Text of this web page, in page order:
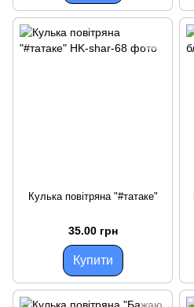
Кулька повітряна "#татаке"
35.00 грн
Купити